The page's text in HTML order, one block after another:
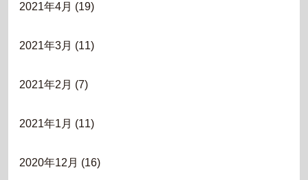
2021年4月 (19)
2021年3月 (11)
2021年2月 (7)
2021年1月 (11)
2020年12月 (16)